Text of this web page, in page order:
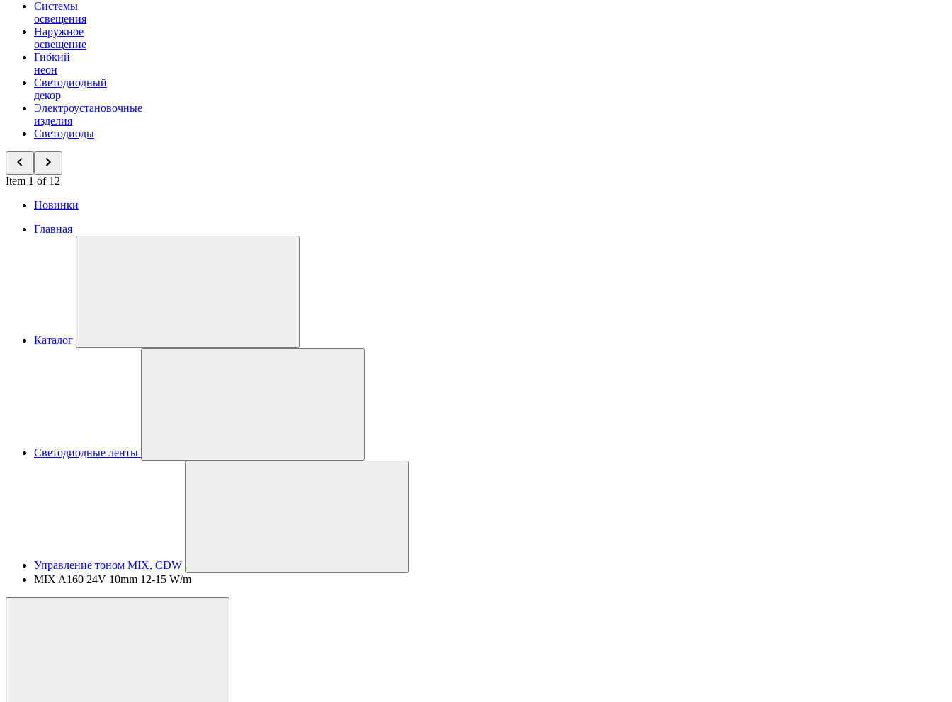
Системы
освещения
Наружное
освещение
Гибкий
неон
Светодиодный
декор
Электроустановочные
изделия
Светодиоды
Item 1 of 12
Новинки
Главная
Каталог
Светодиодные ленты
Управление тоном MIX, CDW
MIX A160 24V 10mm 12-15 W/m